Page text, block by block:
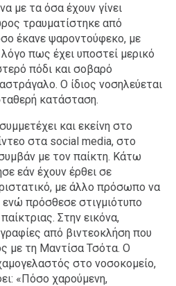
με τα όσα έχουν γίνει
τραυματίστηκε από
έκανε ψαροντούφεκο, με
πως έχει υποστεί μερικό
πόδι και σοβαρό
Ο ίδιος νοσηλεύεται
κατάσταση.
και εκείνη στο
στα social media, στο
με τον παίκτη. Κάτω
εάν έχουν έρθει σε
με άλλο πρόσωπο να
ενώ πρόσθεσε στιγμιότυπο
Στην εικόνα,
από βιντεοκλήση που
με τη Μαντίσα Τσότα. Ο
στο νοσοκομείο,
«Πόσο χαρούμενη,